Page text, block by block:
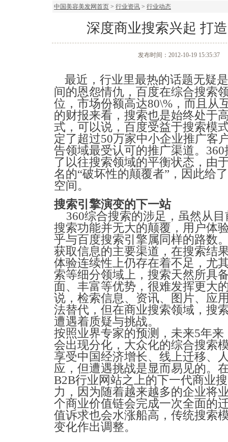
中国美容美发网首页 > 行业资讯 > 行业动态
深度商业搜索兴起 打
发布时间：2012-10-19 15:35:37
最近，行业里最热的话题无疑
间的恩怨情仇，百度在综合搜索
位，市场份额高达80\%，而且从
的财报来看，搜索也是始终处于
式，可以说，百度受益于搜索模
定了超过50万家中小企业推广客
告领域最受认可的推广渠道。
了以往搜索领域的平衡状态，由
名的“破坏性的颠覆者”，因此给
空间。
搜索引擎演变的下一站
360综合搜索的涉足，虽然从目
搜索功能并无大的颠覆，用户体
乎与百度搜索引擎属同样的路数
获取信息的主要渠道，在搜索结
体验连续性上仍存在着不足，尤
索等细分领域上，搜索天然所具
面、丰富等优势，很难发挥更大
说，检索信息、资讯、图片、应
法替代，但在商业搜索领域，搜
遭遇着质疑与挑战。
按照业界专家的预测，未来5年
会出现分化，大众化的综合搜索
享受中国经济增长、线上迁移、
应，但遭遇挑战是显而易见的。
B2B行业网站之上的下一代商业
力，因为随着越来越多的企业将
个商业价值链会完成一次全面的
值诉求也会水涨船高，传统搜索
变化作出调整。